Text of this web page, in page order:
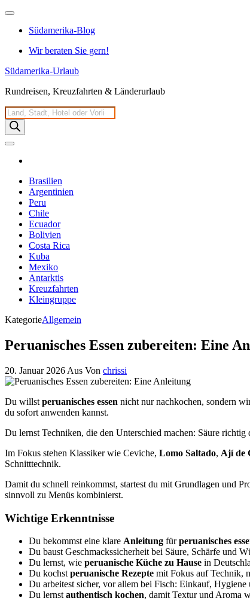
Zum
springenSüdamerika-Blog
Wir beraten Sie gern!
Südamerika-Urlaub
Rundreisen, Kreuzfahrten & Länderurlaub
Products
search
Brasilien
Argentinien
Peru
Chile
Ecuador
Bolivien
Costa Rica
Kuba
Mexiko
Antarktis
Kreuzfahrten
Kleingruppe
KategorieAllgemein
Peruanisches Essen zubereiten: Eine
20. Januar 2026 Aus Von chrissi
Du willst peruanisches essen nicht nur nachkochen, sondern
du sofort anwenden kannst.
Du lernst Techniken, die den Unterschied machen: Säure
Im Fokus stehen Klassiker wie Ceviche, Lomo Saltado, Ají de
Schnitttechnik.
Damit du schnell reinkommst, startest du mit Grundlagen und
sinnvoll zu Menüs kombinierst.
Wichtige Erkenntnisse
Du bekommst eine klare Anleitung fürperuanisches
Du baust Geschmackssicherheit bei Säure, Schärfe und
Du lernst, wie peruanische Küche zu Hause in
Du kochst peruanische Rezepte mit Fokus auf Technik,
Du arbeitest sicher, vor allem bei Fisch: Einkauf, Hygiene
Du lernst authentisch kochen, damit Textur und Aroma